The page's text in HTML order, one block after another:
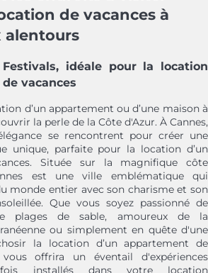
de vacances à
alentours
idéale pour la location
vacances
d’un appartement ou d’une maison à
la perle de la Côte d'Azur. À Cannes,
se rencontrent pour créer une
unique, parfaite pour la location d’un
Située sur la magnifique côte
est une ville emblématique qui
monde entier avec son charisme et son
Que vous soyez passionné de
plages de sable, amoureux de la
ou simplement en quête d'une
la location d’un appartement de
offrira un éventail d'expériences
installés dans votre location